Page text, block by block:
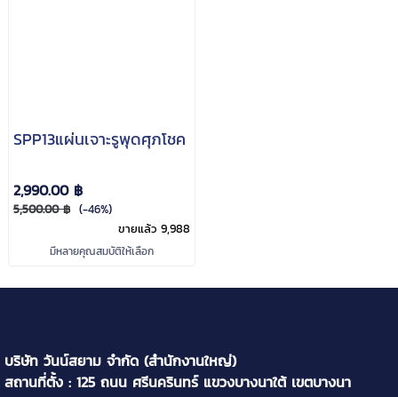
SPP13แผ่นเจาะรูพุดศุภโชค
2,990.00 ฿
5,500.00 ฿ (-46%)
ขายแล้ว 9,988
มีหลายคุณสมบัติให้เลือก
บริษัท วันน์สยาม จำกัด (สำนักงานใหญ่)
สถานที่ตั้ง : 125 ถนน ศรีนครินทร์ แขวงบางนาใต้ เขตบางนา